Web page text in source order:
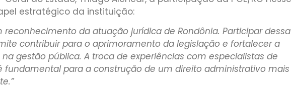
estratégico da instituição:
reconhecimento da atuação jurídica de Rondônia. Participar dessa
contribuir para o aprimoramento da legislação e fortalecer a
gestão pública. A troca de experiências com especialistas de
fundamental para a construção de um direito administrativo mais